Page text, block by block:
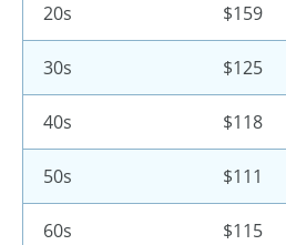
20s $159
30s $125
40s $118
50s $111
60s $115